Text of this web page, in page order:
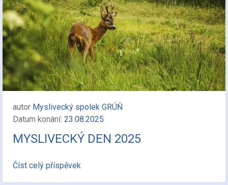
autor Myslivecký spolek GRÚŇ
Datum konání: 23.08.2025
MYSLIVECKÝ DEN 2025
Číst celý příspěvek